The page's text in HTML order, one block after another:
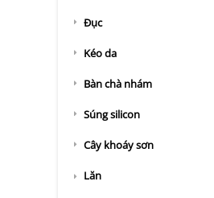
Đục
Kéo da
Bàn chà nhám
Súng silicon
Cây khoáy sơn
Lăn